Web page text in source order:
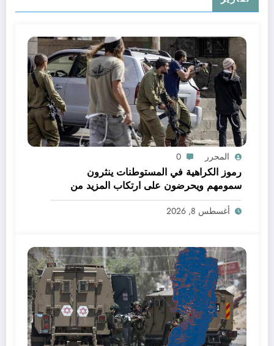
المحرر 0
رموز الكراهية في المستوطنات ينثرون
سمومهم ويحرضون على ارتكاب المزيد من
الجرائم
أغسطس 8, 2026